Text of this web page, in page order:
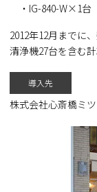
・IG-840-W×1台
2012年12月までに
清浄機27台を含む
導入先
株式会社心斎橋ミ